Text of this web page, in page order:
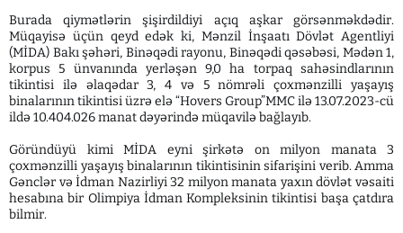
Burada qiymətlərin şişirdildiyi açıq aşkar görsənməkdədir.
Müqayisə üçün qeyd edək ki, Mənzil İnşaatı Dövlət Agentliyi
(MİDA) Bakı şəhəri, Binəqədi rayonu, Binəqədi qəsəbəsi, Mədən 1,
korpus 5 ünvanında yerləşən 9,0 ha torpaq sahəsindlarının
tikintisi ilə əlaqədar 3, 4 və 5 nömrəli çoxmənzilli yaşayış
binalarının tikintisi üzrə elə “Hovers Group”MMC ilə 13.07.2023-cü
ildə 10.404.026 manat dəyərində müqavilə bağlayıb.
Göründüyü kimi MİDA eyni şirkətə on milyon manata 3
çoxmənzilli yaşayış binalarının tikintisinin sifarişini verib. Amma
Gənclər və İdman Nazirliyi 32 milyon manata yaxın dövlət vəsaiti
hesabına bir Olimpiya İdman Kompleksinin tikintisi başa çatdıra
bilmir.